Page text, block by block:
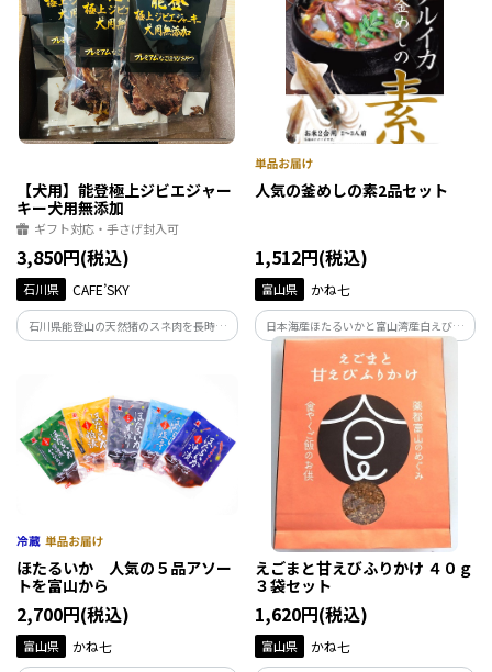
【犬用】能登極上ジビエジャー
キー犬用無添加
ギフト対応・手さげ封入可
3,850円(税込)
石川県 CAFE’SKY
石川県能登山の天然猪のスネ肉を長時間
かけて熟成乾燥させて無添加ジャーキ
人気の釜めしの素2品セット
1,512円(税込)
富山県 かね七
日本海産ほたるいかと富山湾産白えびで
作った人気の釜めしの素セットです。 釜
めしをお手軽にご家庭の食卓にぜひどう
ぞ。
ほたるいか 人気の５品アソー
トを富山から
2,700円(税込)
富山県 かね七
えごまと甘えびふりかけ ４０ｇ
３袋セット
1,620円(税込)
富山県 かね七